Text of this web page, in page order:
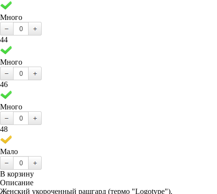
Много
44
Много
46
Много
48
Мало
В корзину
Описание
Женский укороченный рашгард (термо "Logotype").